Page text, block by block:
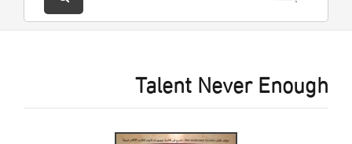
Talent Never Enough